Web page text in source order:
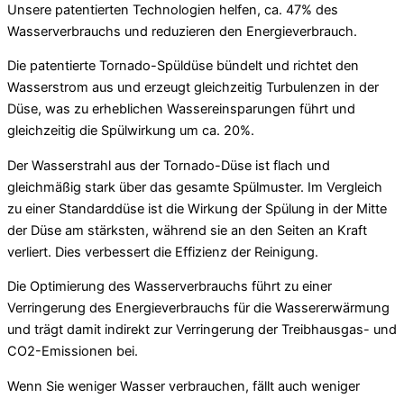
Unsere patentierten Technologien helfen, ca. 47% des
Wasserverbrauchs und reduzieren den Energieverbrauch.
Die patentierte Tornado-Spüldüse bündelt und richtet den
Wasserstrom aus und erzeugt gleichzeitig Turbulenzen in der
Düse, was zu erheblichen Wassereinsparungen führt und
gleichzeitig die Spülwirkung um ca. 20%.
Der Wasserstrahl aus der Tornado-Düse ist flach und
gleichmäßig stark über das gesamte Spülmuster. Im Vergleich
zu einer Standarddüse ist die Wirkung der Spülung in der Mitte
der Düse am stärksten, während sie an den Seiten an Kraft
verliert. Dies verbessert die Effizienz der Reinigung.
Die Optimierung des Wasserverbrauchs führt zu einer
Verringerung des Energieverbrauchs für die Wassererwärmung
und trägt damit indirekt zur Verringerung der Treibhausgas- und
CO2-Emissionen bei.
Wenn Sie weniger Wasser verbrauchen, fällt auch weniger